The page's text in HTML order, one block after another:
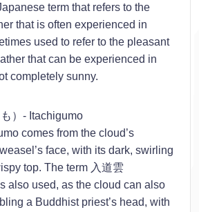
term that refers to the
that is often experienced in
used to refer to the pleasant
that can be experienced in
completely sunny.
）- Itachigumo
comes from the cloud’s
face, with its dark, swirling
top. The term 入道雲
also used, as the cloud can also
a Buddhist priest’s head, with